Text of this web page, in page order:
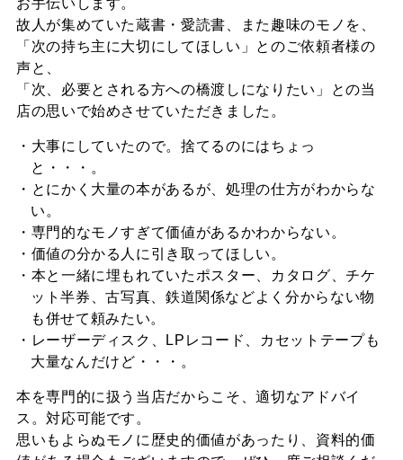
故人が集めていた蔵書・愛読書、また趣味のモノを、
「次の持ち主に大切にしてほしい」とのご依頼者様の
声と、
「次、必要とされる方への橋渡しになりたい」との当
店の思いで始めさせていただきました。
大事にしていたので。捨てるのにはちょっ
と・・・。
とにかく大量の本があるが、処理の仕方がわからな
い。
専門的なモノすぎて価値があるかわからない。
価値の分かる人に引き取ってほしい。
本と一緒に埋もれていたポスター、カタログ、チケ
ット半券、古写真、鉄道関係などよく分からない物
も併せて頼みたい。
レーザーディスク、LPレコード、カセットテープも
大量なんだけど・・・。
本を専門的に扱う当店だからこそ、適切なアドバイ
ス。対応可能です。
思いもよらぬモノに歴史的価値があったり、資料的価